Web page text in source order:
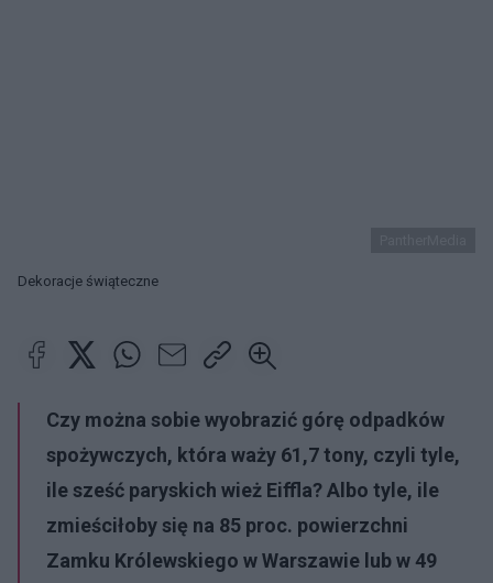
Dekoracje świąteczne
Czy można sobie wyobrazić górę odpadków
spożywczych, która waży 61,7 tony, czyli tyle,
ile sześć paryskich wież Eiffla? Albo tyle, ile
zmieściłoby się na 85 proc. powierzchni
Zamku Królewskiego w Warszawie lub w 49